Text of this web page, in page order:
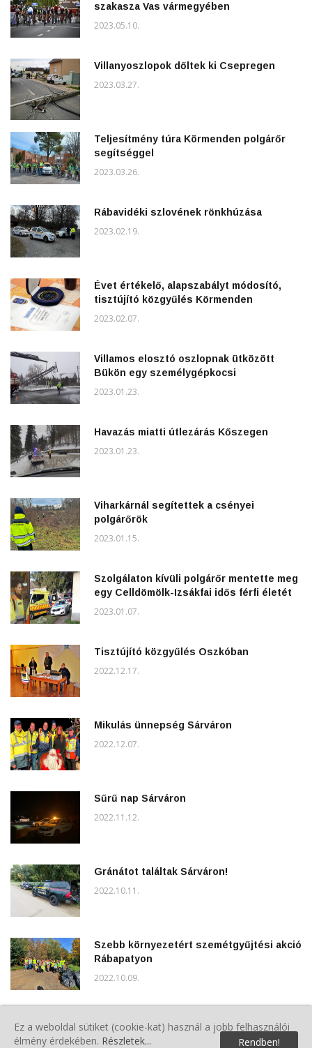
szakasza Vas vármegyében
2023.05.10.
Villanyoszlopok dőltek ki Csepregen
2023.03.27.
Teljesítmény túra Körmenden polgárőr
segítséggel
2023.03.26.
Rábavidéki szlovének rönkhúzása
2023.02.19.
Évet értékelő, alapszabályt módosító,
tisztújító közgyűlés Körmenden
2023.02.07.
Villamos elosztó oszlopnak ütközött
Bükön egy személygépkocsi
2023.01.23.
Havazás miatti útlezárás Kőszegen
2023.01.23.
Viharkárnál segítettek a csényei
polgárőrök
2023.01.15.
Szolgálaton kívüli polgárőr mentette meg
egy Celldömölk-Izsákfai idős férfi életét
2023.01.07.
Tisztújító közgyűlés Oszkóban
2022.12.17.
Mikulás ünnepség Sárváron
2022.12.07.
Sűrű nap Sárváron
2022.11.12.
Gránátot találtak Sárváron!
2022.10.11.
Szebb környezetért szemétgyűjtési akció
Rábapatyon
2022.10.09.
2022.09.13.
Ez a weboldal sütiket (cookie-kat) használ a jobb felhasználói
élmény érdekében. Részletek... Rendben!